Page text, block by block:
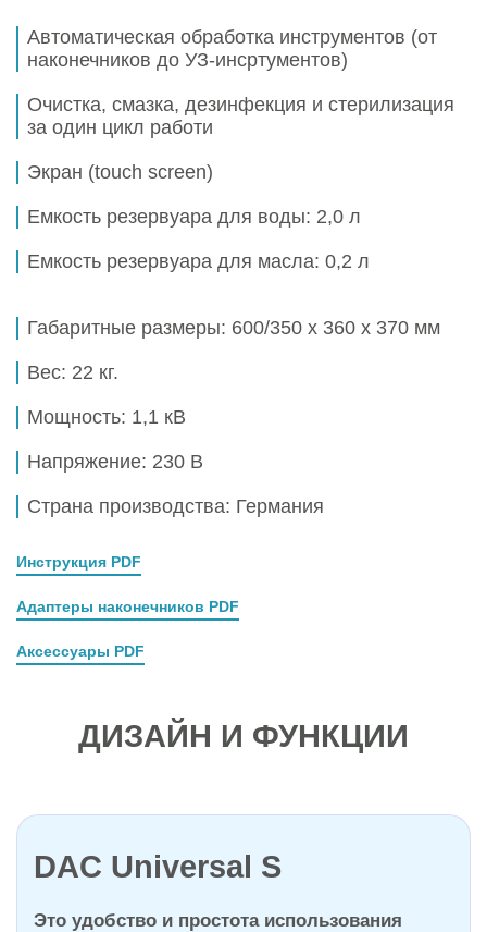
Автоматическая обработка инструментов (от
наконечников до УЗ-инсртументов)
Очистка, смазка, дезинфекция и стерилизация
за один цикл работи
Экран (touch screen)
Емкость резервуара для воды: 2,0 л
Емкость резервуара для масла: 0,2 л
Габаритные размеры: 600/350 х 360 х 370 мм
Вес: 22 кг.
Мощность: 1,1 кВ
Напряжение: 230 В
Страна производства: Германия
Инструкция PDF
Адаптеры наконечников PDF
Аксессуары PDF
ДИЗАЙН И ФУНКЦИИ
DAC Universal S
Это удобство и простота использования